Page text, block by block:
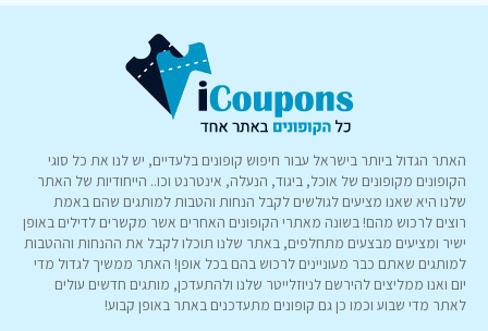
האתר הגדול ביותר בישראל עבור חיפוש קופונים בלעדיים, יש לנו את כל סוגי
הקופונים מקופונים של אוכל, ביגוד, הנעלה, אינטרנט וכו.. הייחודיות של האתר
שלנו היא שאנו מציעים לגולשים לקבל הנחות והטבות למותגים שהם באמת
רוצים לרכוש מהם! בשונה מאתרי הקופונים האחרים אשר מקשרים לדילים באופן
ישיר ומציעים מבצעים מתחלפים, באתר שלנו תוכלו לקבל את ההנחות וההטבות
למותגים שאתם כבר מעוניינים לרכוש בהם בכל אופן! האתר ממשיך לגדול מדי
יום ואנו ממליצים להירשם לניוזלייטר שלנו ולהתעדכן, מותגים חדשים עולים
לאתר מדי שבוע וכמו כן גם קופונים מתעדכנים באתר באופן קבוע!